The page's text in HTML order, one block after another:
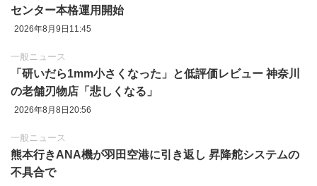
センター本格運用開始
2026年8月9日11:45
一般ニュース
「研いだら1mm小さくなった」と低評価レビュー 神奈川
の老舗刃物店「悲しくなる」
2026年8月8日20:56
一般ニュース
熊本行きANA機が羽田空港に引き返し 昇降舵システムの
不具合で